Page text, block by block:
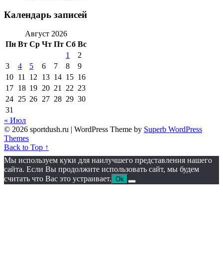
Календарь записей
Август 2026
Пн Вт Ср Чт Пт Сб Вс
1
2
3
4 5 6 7 8
9
10 11 12 13 14 15 16
17 18 19 20 21 22 23
24 25 26 27 28 29 30
31
« Июл
© 2026 sportdush.ru | WordPress Theme by Superb WordPress
Themes
Back to Top ↑
Мы используем куки для наилучшего представления нашего
сайта. Если Вы продолжите использовать сайт, мы будем
считать что Вас это устраивает. Ok